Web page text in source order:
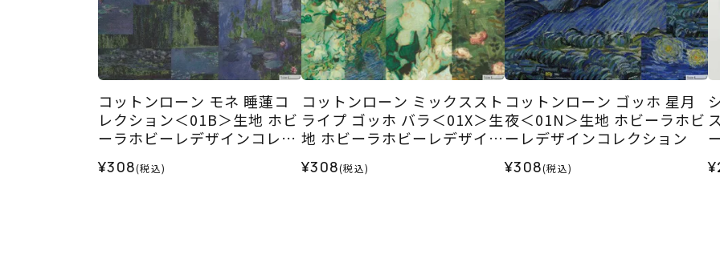
コットンローン モネ 睡蓮コ
レクション＜01B＞生地 ホビ
ーラホビーレデザインコレク
¥308(税込)
コットンローン ミックススト
ライプ ゴッホ バラ＜01X＞生
地 ホビーラホビーレデザイン
¥308(税込)
コットンローン ゴッホ 星月
夜＜01N＞生地 ホビーラホビ
ーレデザインコレクション
¥308(税込)